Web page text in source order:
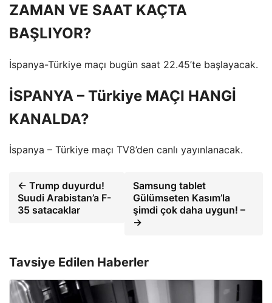
ZAMAN VE SAAT KAÇTA
BAŞLIYOR?
İspanya-Türkiye maçı bugün saat 22.45’te başlayacak.
İSPANYA – Türkiye MAÇI HANGİ
KANALDA?
İspanya – Türkiye maçı TV8’den canlı yayınlanacak.
← Trump duyurdu!
Suudi Arabistan’a F-
35 satacaklar
Samsung tablet
Gülümseten Kasım’la
şimdi çok daha uygun! –
→
Tavsiye Edilen Haberler